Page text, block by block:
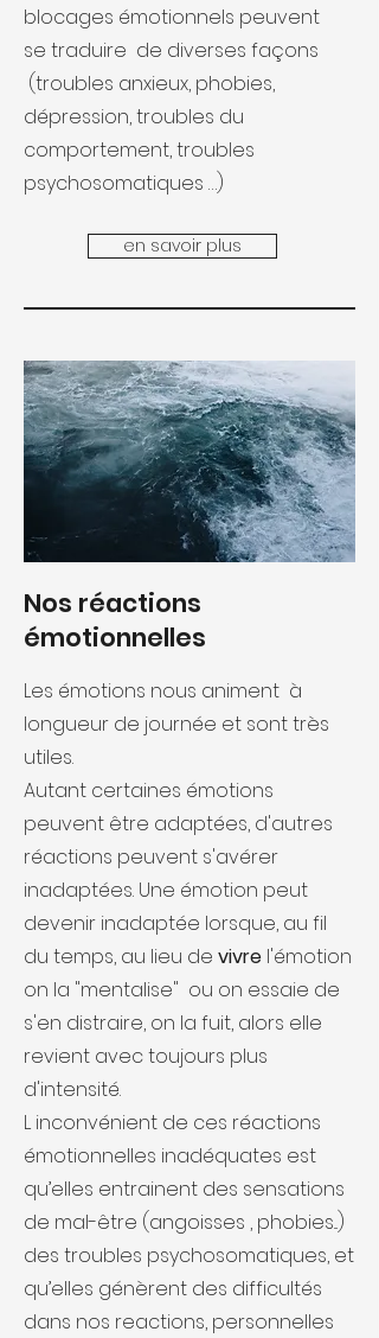
blocages émotionnels peuvent
se traduire de diverses façons
(troubles anxieux, phobies,
dépression, troubles du
comportement, troubles
psychosomatiques …)
en savoir plus
Nos réactions
émotionnelles
Les émotions nous animent à
longueur de journée et sont très
utiles.
Autant certaines émotions
peuvent être adaptées, d'autres
réactions peuvent s'avérer
inadaptées. Une émotion peut
devenir inadaptée lorsque, au fil
du temps, au lieu de vivre l'émotion
on la "mentalise" ou on essaie de
s'en distraire, on la fuit, alors elle
revient avec toujours plus
d'intensité.
L inconvénient de ces réactions
émotionnelles inadéquates est
qu’elles entrainent des sensations
de mal-être (angoisses , phobies...)
des troubles psychosomatiques, et
qu’elles génèrent des difficultés
dans nos reactions, personnelles